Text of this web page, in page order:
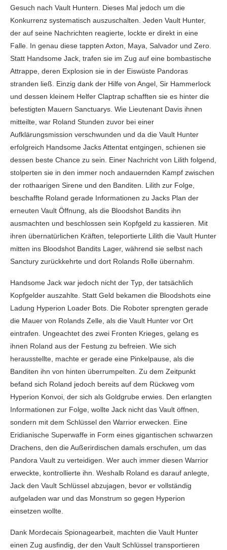
Gesuch nach Vault Huntern. Dieses Mal jedoch um die
Konkurrenz systematisch auszuschalten. Jeden Vault Hunter,
der auf seine Nachrichten reagierte, lockte er direkt in eine
Falle. In genau diese tappten Axton, Maya, Salvador und Zero.
Statt Handsome Jack, trafen sie im Zug auf eine bombastische
Attrappe, deren Explosion sie in der Eiswüste Pandoras
stranden ließ. Einzig dank der Hilfe von Angel, Sir Hammerlock
und dessen kleinem Helfer Claptrap schafften sie es hinter die
befestigten Mauern Sanctuarys. Wie Lieutenant Davis ihnen
mitteilte, war Roland Stunden zuvor bei einer
Aufklärungsmission verschwunden und da die Vault Hunter
erfolgreich Handsome Jacks Attentat entgingen, schienen sie
dessen beste Chance zu sein. Einer Nachricht von Lilith folgend,
stolperten sie in den immer noch andauernden Kampf zwischen
der rothaarigen Sirene und den Banditen. Lilith zur Folge,
beschaffte Roland gerade Informationen zu Jacks Plan der
erneuten Vault Öffnung, als die Bloodshot Bandits ihn
ausmachten und beschlossen sein Kopfgeld zu kassieren. Mit
ihren übernatürlichen Kräften, teleportierte Lilith die Vault Hunter
mitten ins Bloodshot Bandits Lager, während sie selbst nach
Sanctury zurückkehrte und dort Rolands Rolle übernahm.
Handsome Jack war jedoch nicht der Typ, der tatsächlich
Kopfgelder auszahlte. Statt Geld bekamen die Bloodshots eine
Ladung Hyperion Loader Bots. Die Roboter sprengten gerade
die Mauer von Rolands Zelle, als die Vault Hunter vor Ort
eintrafen. Ungeachtet des zwei Fronten Krieges, gelang es
ihnen Roland aus der Festung zu befreien. Wie sich
herausstellte, machte er gerade eine Pinkelpause, als die
Banditen ihn von hinten überrumpelten. Zu dem Zeitpunkt
befand sich Roland jedoch bereits auf dem Rückweg vom
Hyperion Konvoi, der sich als Goldgrube erwies. Den erlangten
Informationen zur Folge, wollte Jack nicht das Vault öffnen,
sondern mit dem Schlüssel den Warrior erwecken. Eine
Eridianische Superwaffe in Form eines gigantischen schwarzen
Drachens, den die Außerirdischen damals erschufen, um das
Pandora Vault zu verteidigen. Wer auch immer diesen Warrior
erweckte, kontrollierte ihn. Weshalb Roland es darauf anlegte,
Jack den Vault Schlüssel abzujagen, bevor er vollständig
aufgeladen war und das Monstrum so gegen Hyperion
einsetzen wollte.
Dank Mordecais Spionagearbeit, machten die Vault Hunter
einen Zug ausfindig, der den Vault Schlüssel transportieren